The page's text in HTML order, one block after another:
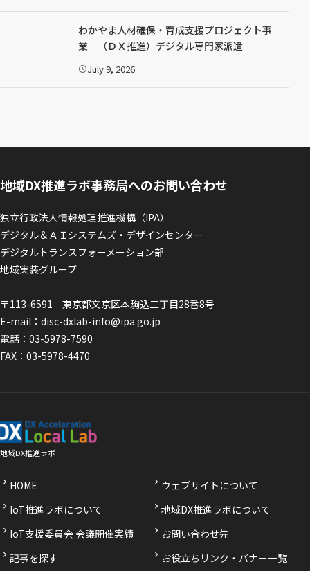
日
わかやま人材確保・育成支援プロジェクト事
業 （ＤＸ推進）デジタル専門家派遣
公
日
July 9, 2026
地域DX推進ラボ事務局へのお問い合わせ
独立行政法人情報処理推進機構（IPA）
デジタル＆ＡＩシステムズ・デザインセンター
デジタルトランスフォーメーション部
地域実装グループ
〒113-6591 東京都文京区本駒込二丁目28番8号
E-mail： disc-dxlab-info@ipa.go.jp
電話： 03-5978-7590
FAX：03-5978-4470
地域DX推進ラボ
HOME
ウェブサイトについて
IoT推進ラボについて
地域DX推進ラボについて
IoT支援委員会 会議開催実績
お問い合わせ先
記事を探す
お役立ちリンク・バナー一覧